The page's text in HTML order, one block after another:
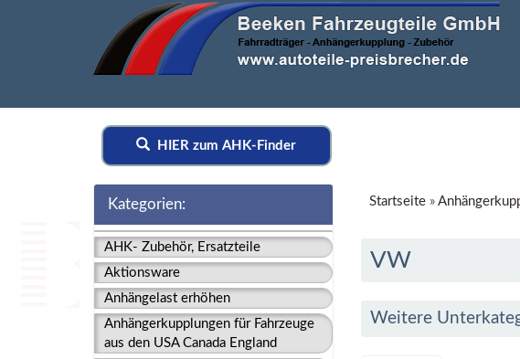
HIER zum AHK-Finder
Kategorien:
AHK- Zubehör, Ersatzteile
Aktionsware
Anhängelast erhöhen
Anhängerkupplungen für Fahrzeuge
aus den USA Canada England
Startseite»
VW
Weitere